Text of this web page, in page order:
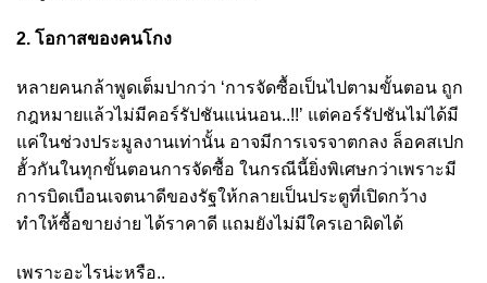
2. โอกาสของคนโกง
หลายคนกล้าพูดเต็มปากว่า ‘การจัดซื้อเป็นไปตามขั้นตอน ถูก
กฎหมายแล้วไม่มีคอร์รัปชันแน่นอน..!!’ แต่คอร์รัปชันไม่ได้มี
แค่ในช่วงประมูลงานเท่านั้น อาจมีการเจรจาตกลง ล็อคสเปก
ฮั้วกันในทุกขั้นตอนการจัดซื้อ ในกรณีนี้ยิ่งพิเศษกว่าเพราะมี
การบิดเบือนเจตนาดีของรัฐให้กลายเป็นประตูที่เปิดกว้าง
ทำให้ซื้อขายง่าย ได้ราคาดี แถมยังไม่มีใครเอาผิดได้
เพราะอะไรน่ะหรือ..